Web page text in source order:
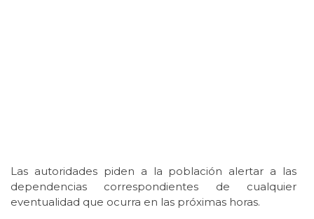
Las autoridades piden a la población alertar a las
dependencias correspondientes de cualquier
eventualidad que ocurra en las próximas horas.